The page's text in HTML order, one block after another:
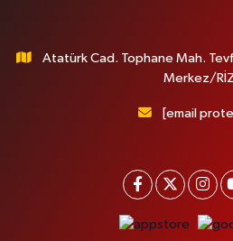
Atatürk Cad. Tophane Mah.
Merkez/
[email